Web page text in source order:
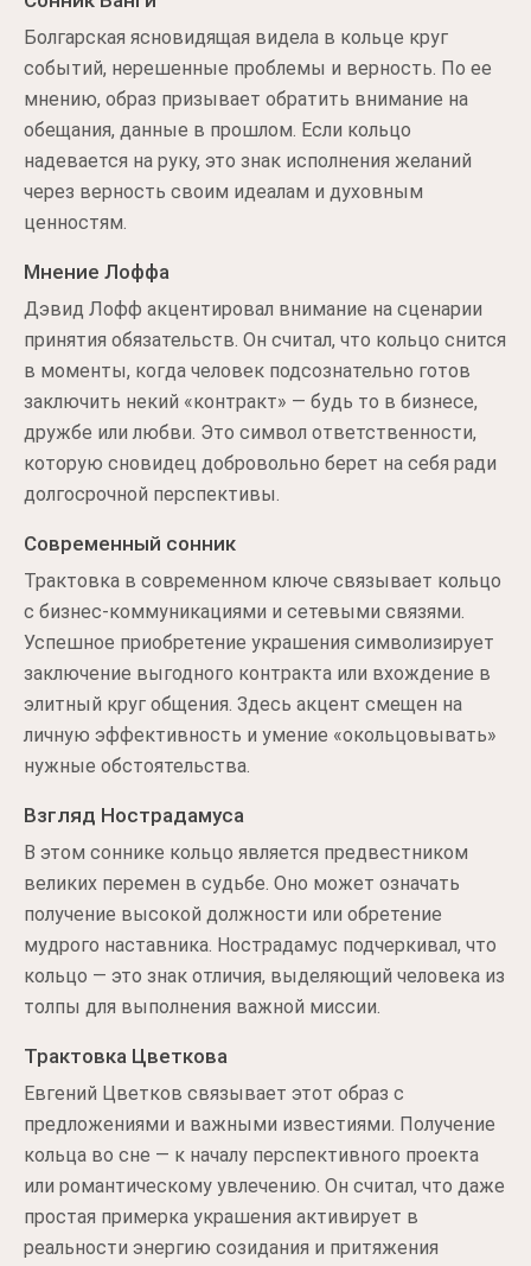
Болгарская ясновидящая видела в кольце круг
событий, нерешенные проблемы и верность. По ее
мнению, образ призывает обратить внимание на
обещания, данные в прошлом. Если кольцо
надевается на руку, это знак исполнения желаний
через верность своим идеалам и духовным
ценностям.
Мнение Лоффа
Дэвид Лофф акцентировал внимание на сценарии
принятия обязательств. Он считал, что кольцо снится
в моменты, когда человек подсознательно готов
заключить некий «контракт» — будь то в бизнесе,
дружбе или любви. Это символ ответственности,
которую сновидец добровольно берет на себя ради
долгосрочной перспективы.
Современный сонник
Трактовка в современном ключе связывает кольцо
с бизнес-коммуникациями и сетевыми связями.
Успешное приобретение украшения символизирует
заключение выгодного контракта или вхождение в
элитный круг общения. Здесь акцент смещен на
личную эффективность и умение «окольцовывать»
нужные обстоятельства.
Взгляд Нострадамуса
В этом соннике кольцо является предвестником
великих перемен в судьбе. Оно может означать
получение высокой должности или обретение
мудрого наставника. Нострадамус подчеркивал, что
кольцо — это знак отличия, выделяющий человека из
толпы для выполнения важной миссии.
Трактовка Цветкова
Евгений Цветков связывает этот образ с
предложениями и важными известиями. Получение
кольца во сне — к началу перспективного проекта
или романтическому увлечению. Он считал, что даже
простая примерка украшения активирует в
реальности энергию созидания и притяжения